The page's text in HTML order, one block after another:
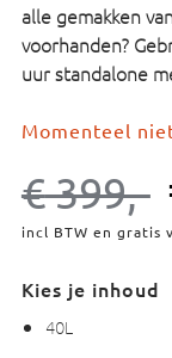
alle gemakken
voorhanden?
uur standalone
Momenteel
€399,-
incl BTW en gratis
Kies je inhoud
40L